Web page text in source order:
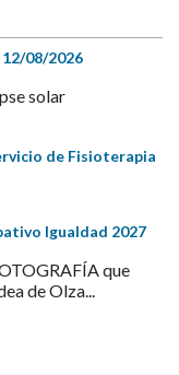
08/2026
solar
de Fisioterapia
Igualdad 2027
que
de Olza...